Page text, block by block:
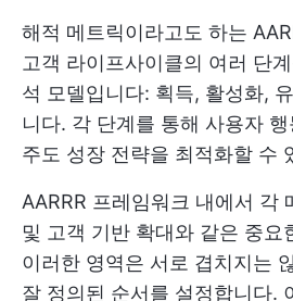
해적 메트릭이라고도 하는
고객 라이프사이클의 여러 단
석 모델입니다: 획득, 활성화,
니다. 각 단계를 통해 사용자
주도 성장 전략을 최적화할 수
AARRR 프레임워크 내에서 각
및 고객 기반 확대와 같은 중요
이러한 영역은 서로 겹치지는
잘 정의된 순서를 설정합니다.